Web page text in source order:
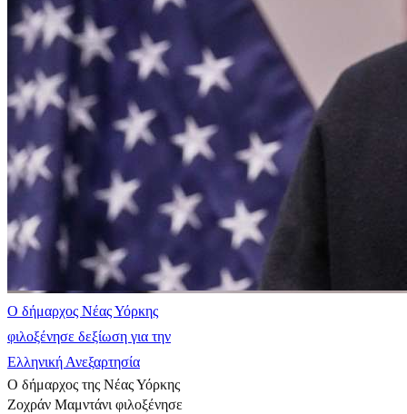
Ο δήμαρχος Νέας Υόρκης
φιλοξένησε δεξίωση για την
Ελληνική Ανεξαρτησία
Ο δήμαρχος της Νέας Υόρκης
Ζοχράν Μαμντάνι φιλοξένησε